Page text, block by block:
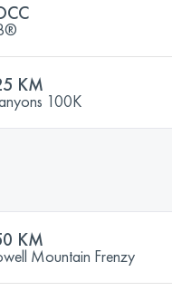
KM
100K
KM
Mountain Frenzy